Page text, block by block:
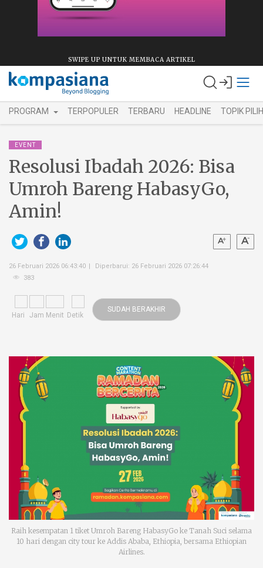
SWIPE UP UNTUK MEMBACA ARTIKEL
PROGRAM TERPOPULER TERBARU HEADLINE TOPIK
EVENT
Resolusi Ibadah 2026: Bisa
Umroh Bareng HabasyGo,
Amin!
26 Februari 2026 06:43:40
Diperbarui: 26 Februari 2026 07:26:44
383
Hari Jam Menit Detik
SUDAH BERAKHIR
Raih kesempatan 1 tiket Umroh Bareng HabasyGo ke Tanah Suci selama
10 hari dengan city tour ke Addis Ababa, Ethiopia, bersama Ethiopian
Airlines.